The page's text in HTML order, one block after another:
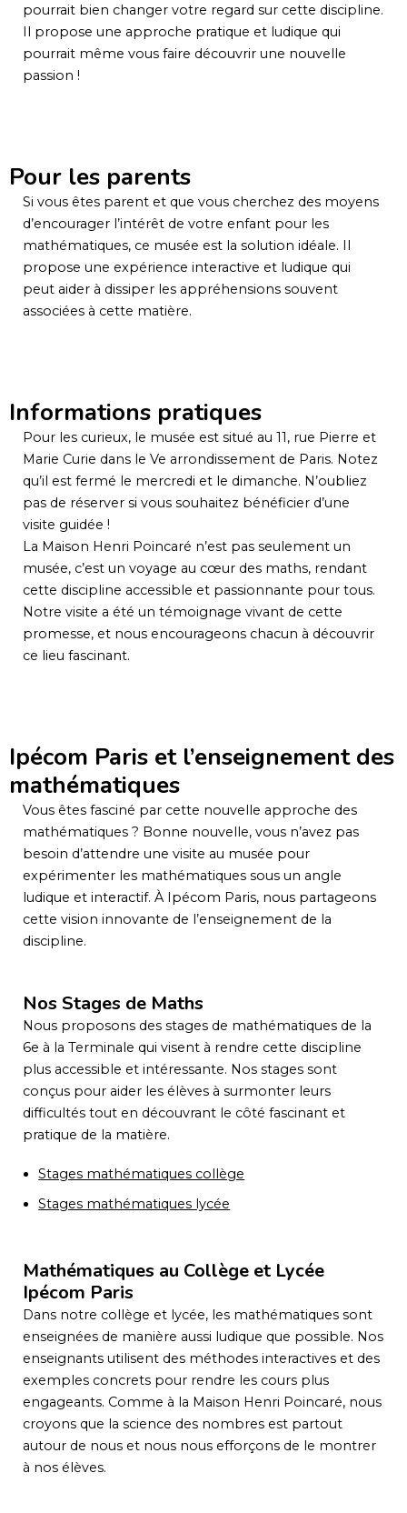
pourrait bien changer votre regard sur cette discipline.
Il propose une approche pratique et ludique qui
pourrait même vous faire découvrir une nouvelle
passion !
Pour les parents
Si vous êtes parent et que vous cherchez des moyens
d’encourager l’intérêt de votre enfant pour les
mathématiques, ce musée est la solution idéale. Il
propose une expérience interactive et ludique qui
peut aider à dissiper les appréhensions souvent
associées à cette matière.
Informations pratiques
Pour les curieux, le musée est situé au 11, rue Pierre et
Marie Curie dans le Ve arrondissement de Paris. Notez
qu’il est fermé le mercredi et le dimanche. N’oubliez
pas de réserver si vous souhaitez bénéficier d’une
visite guidée !
La Maison Henri Poincaré n’est pas seulement un
musée, c’est un voyage au cœur des maths, rendant
cette discipline accessible et passionnante pour tous.
Notre visite a été un témoignage vivant de cette
promesse, et nous encourageons chacun à découvrir
ce lieu fascinant.
Ipécom Paris et l’enseignement des
mathématiques
Vous êtes fasciné par cette nouvelle approche des
mathématiques ? Bonne nouvelle, vous n’avez pas
besoin d’attendre une visite au musée pour
expérimenter les mathématiques sous un angle
ludique et interactif. À Ipécom Paris, nous partageons
cette vision innovante de l’enseignement de la
discipline.
Nos Stages de Maths
Nous proposons des stages de mathématiques de la
6e à la Terminale qui visent à rendre cette discipline
plus accessible et intéressante. Nos stages sont
conçus pour aider les élèves à surmonter leurs
difficultés tout en découvrant le côté fascinant et
pratique de la matière.
Stages mathématiques collège
Stages mathématiques lycée
Mathématiques au Collège et Lycée
Ipécom Paris
Dans notre collège et lycée, les mathématiques sont
enseignées de manière aussi ludique que possible. Nos
enseignants utilisent des méthodes interactives et des
exemples concrets pour rendre les cours plus
engageants. Comme à la Maison Henri Poincaré, nous
croyons que la science des nombres est partout
autour de nous et nous nous efforçons de le montrer
à nos élèves.